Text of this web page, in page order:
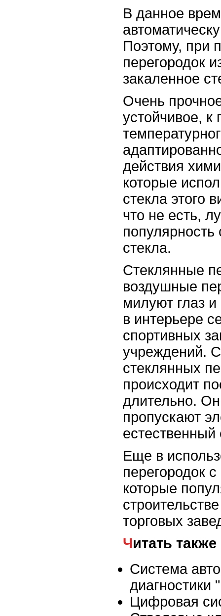
В данное
Поэтому, при
перегородок
закаленное
Очень
устойчивое, к
действия
которые
стекла этого
что не есть,
популярность
стекла.
Стеклянные
воздушные
милуют глаз
в интерьере
спортивных
учреждений.
стеклянных
происходит
длительно.
пропускают
естественный
Еще в
перегородок
которые
торговых
Читать также
Система
Цифровая